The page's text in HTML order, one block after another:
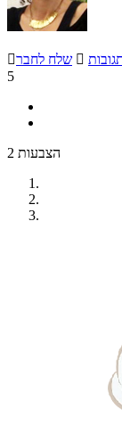
שלח לחבר 
5
2 הצבעות